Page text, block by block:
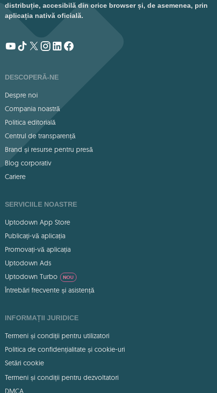
distribuție, accesibilă din orice browser și, de asemenea, prin
aplicația nativă oficială.
DESCOPERĂ-NE
Despre noi
Compania noastră
Politica editorială
Centrul de transparență
Brand și resurse pentru presă
Blog corporativ
Cariere
SERVICIILE NOASTRE
Uptodown App Store
Publicați-vă aplicația
Promovați-vă aplicația
Uptodown Ads
Uptodown Turbo
NOU
Întrebări frecvente și asistență
INFORMAȚII JURIDICE
Termeni și condiții pentru utilizatori
Politica de confidențialitate și cookie-uri
Setări cookie
Termeni și condiții pentru dezvoltatori
DMCA